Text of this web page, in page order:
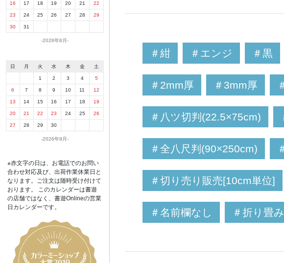
＃紺 ＃エンジ ＃黒
＃2mm厚 ＃3mm厚
＃八ツ切判(22.5×75cm)
＃全八尺判(90×250cm)
＃切り売り販売[10cm単位]
＃名前欄なし ＃折り畳
2026年8月
16 17 18 19 20 21 22
23 24 25 26 27 28 29
30 31
2026年9月
日 月 火 水 木 金 土
1 2 3 4 5
6 7 8 9 10 11 12
13 14 15 16 17 18 19
20 21 22 23 24 25 26
27 28 29 30
※赤文字の日は、お電話でのお問い
合わせ対応及び、出荷作業休業日と
なります。ご注文は随時受け付けて
おります。 このカレンダーは書遊
の店舗ではなく、書遊Onlineの営業
日カレンダーです。